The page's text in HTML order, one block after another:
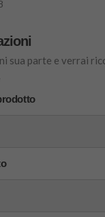
sua parte e verrai